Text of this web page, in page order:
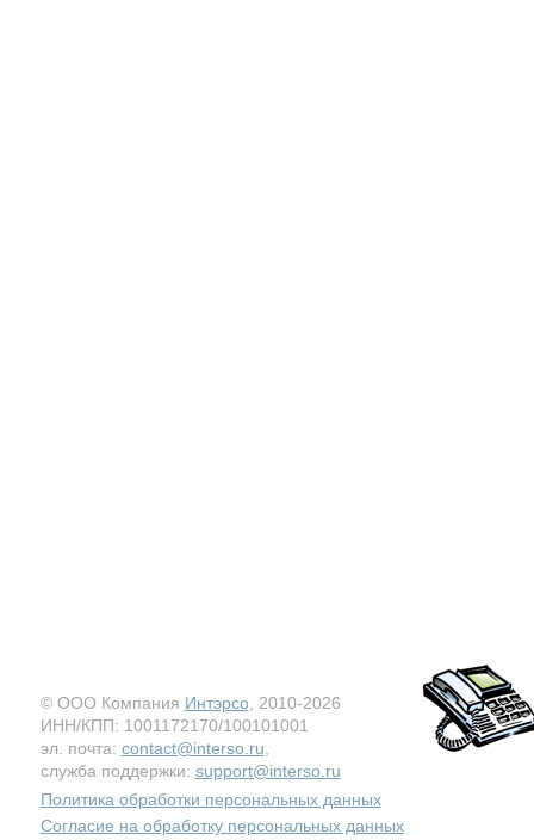
© ООО Компания Интэрсо , 2010-2026
ИНН/КПП: 1001172170/100101001
эл. почта: contact@interso.ru
служба поддержки: support@interso.ru
Политика обработки персональных данных
Согласие на обработку персональных данных